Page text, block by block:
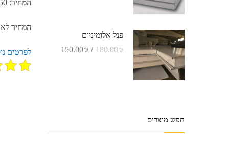
המחיר: 550
המחיר לא
לפרטים
פנל אלומיניום
180.00₪
המחיר150.00₪
חפש מוצרים